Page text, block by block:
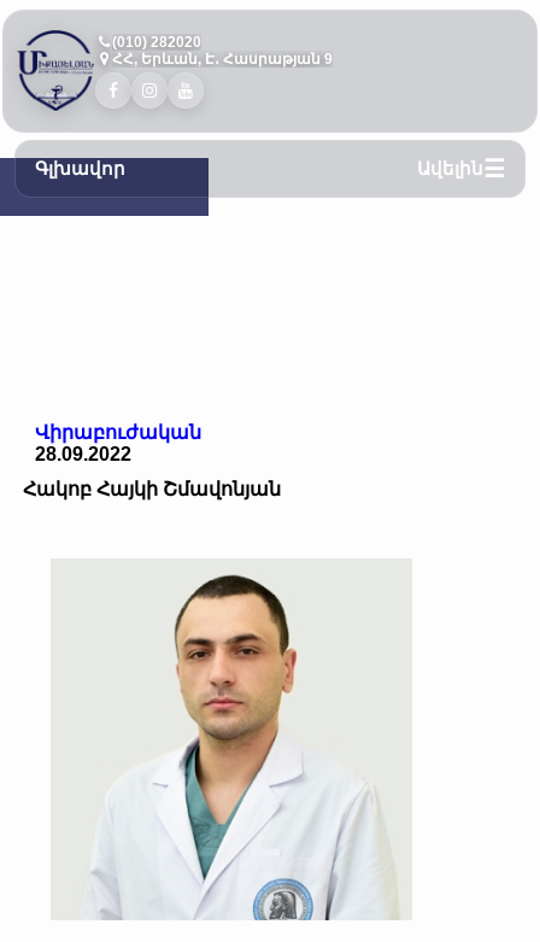
(010) 282020
ՀՀ, Երևան, Է․ Հասրաթյան 9
Գլխավոր Ավելին
Վիրաբուժական
28.09.2022
Հակոբ Հայկի Շմավոնյան